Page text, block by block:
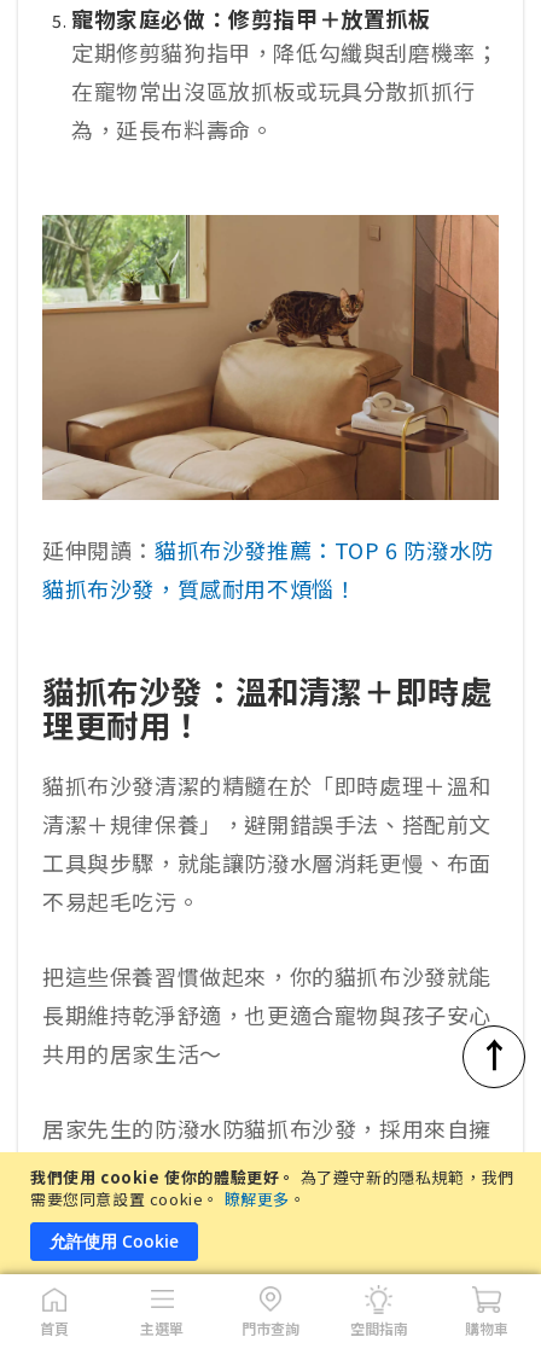
我們使用 cookie 使你的體驗更好。 為了遵守新的隱私規範，我們
需要您同意設置 cookie。 瞭解更多 。
允許使用 Cookie
寵物家庭必做：修剪指甲＋放置抓板
定期修剪貓狗指甲，降低勾纖與刮磨機率；
在寵物常出沒區放抓板或玩具分散抓抓行
為，延長布料壽命。
延伸閱讀： 貓抓布沙發推薦：TOP 6 防潑水防
貓抓布沙發，質感耐用不煩惱！
貓抓布沙發：溫和清潔＋即時處
理更耐用！
貓抓布沙發清潔的精髓在於「即時處理＋溫和
清潔＋規律保養」，避開錯誤手法、搭配前文
工具與步驟，就能讓防潑水層消耗更慢、布面
不易起毛吃污。
把這些保養習慣做起來，你的貓抓布沙發就能
長期維持乾淨舒適，也更適合寵物與孩子安心
共用的居家生活～
居家先生的防潑水防貓抓布沙發，採用來自擁
有超過45年家居領域布料生產經驗的全球頂尖
葡萄牙布商科技布面料，具備防潑水、耐刮耐
摩擦、易潔防異味等優勢。
享有兩年結構性保固，並提供免費延後出貨及
首頁 主選單 門市查詢 空間指南 購物車
↑